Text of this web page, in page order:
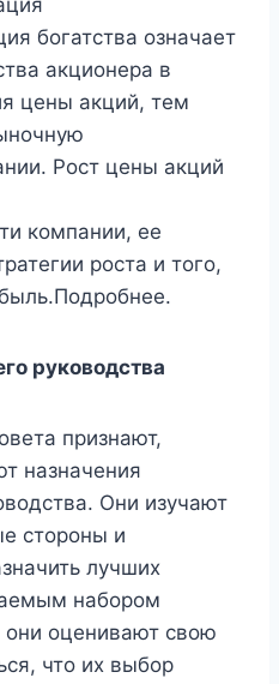
богатства означает
акционера в
цены акций, тем
Рост цены акций
компании, ее
роста и того,
руководства
признают,
назначения
Они изучают
стороны и
лучших
набором
оценивают свою
что их выбор